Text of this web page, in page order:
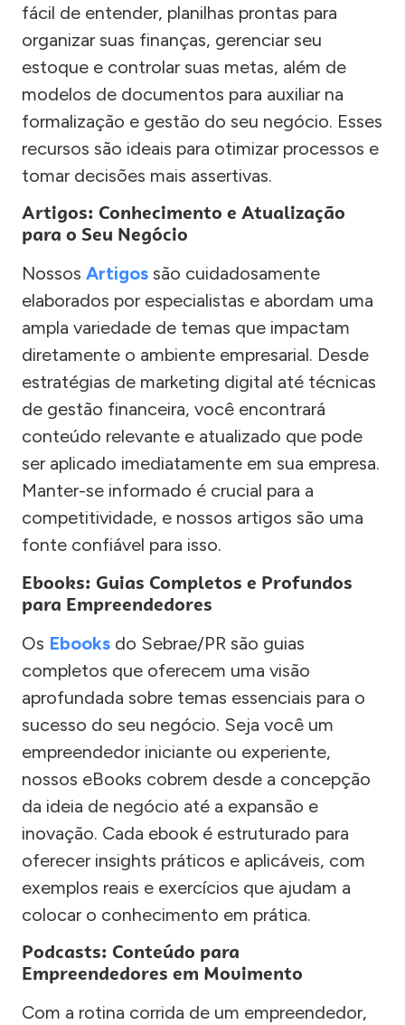
fácil de entender, planilhas prontas para
organizar suas finanças, gerenciar seu
estoque e controlar suas metas, além de
modelos de documentos para auxiliar na
formalização e gestão do seu negócio. Esses
recursos são ideais para otimizar processos e
tomar decisões mais assertivas.
Artigos: Conhecimento e Atualização
para o Seu Negócio
Nossos Artigos são cuidadosamente
elaborados por especialistas e abordam uma
ampla variedade de temas que impactam
diretamente o ambiente empresarial. Desde
estratégias de marketing digital até técnicas
de gestão financeira, você encontrará
conteúdo relevante e atualizado que pode
ser aplicado imediatamente em sua empresa.
Manter-se informado é crucial para a
competitividade, e nossos artigos são uma
fonte confiável para isso.
Ebooks: Guias Completos e Profundos
para Empreendedores
Os Ebooks do Sebrae/PR são guias
completos que oferecem uma visão
aprofundada sobre temas essenciais para o
sucesso do seu negócio. Seja você um
empreendedor iniciante ou experiente,
nossos eBooks cobrem desde a concepção
da ideia de negócio até a expansão e
inovação. Cada ebook é estruturado para
oferecer insights práticos e aplicáveis, com
exemplos reais e exercícios que ajudam a
colocar o conhecimento em prática.
Podcasts: Conteúdo para
Empreendedores em Movimento
Com a rotina corrida de um empreendedor,